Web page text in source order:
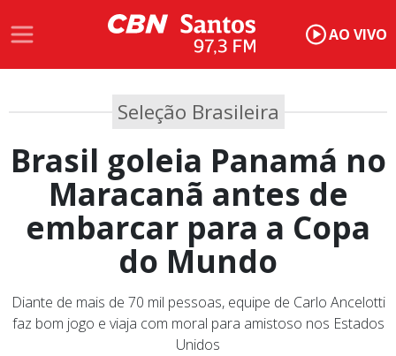
AO VIVO
Seleção Brasileira
Brasil goleia Panamá no
Maracanã antes de
embarcar para a Copa
do Mundo
Diante de mais de 70 mil pessoas, equipe de Carlo Ancelotti
faz bom jogo e viaja com moral para amistoso nos Estados
Unidos